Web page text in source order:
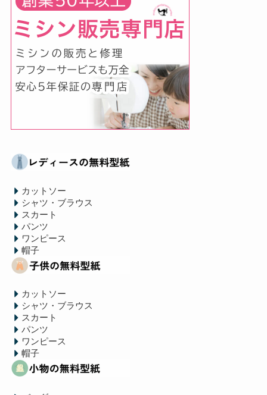
カットソー
シャツ・ブラウス
スカート
パンツ
ワンピース
帽子
カットソー
シャツ・ブラウス
スカート
パンツ
ワンピース
帽子